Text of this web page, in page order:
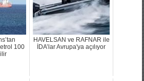
100
HAVELSAN ve RAFNAR ile
İDA’lar Avrupa'ya açılıyor